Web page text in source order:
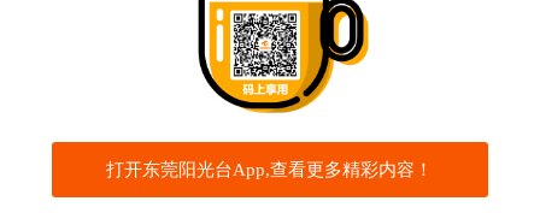
打开东莞阳光台App,查看更多精彩内容！